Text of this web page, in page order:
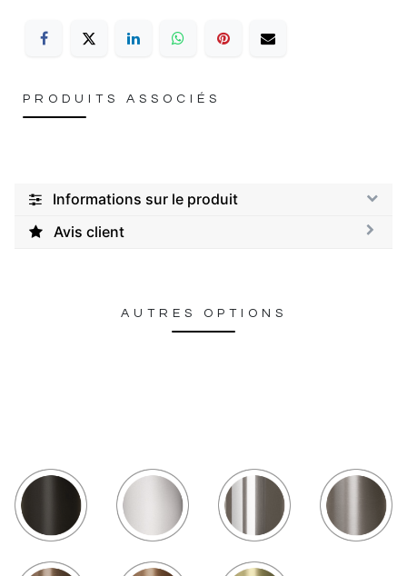
PRODUITS ASSOCIÉS
Informations sur le produit
Avis client
AUTRES OPTIONS